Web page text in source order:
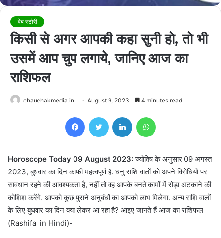
वेब स्टोरी
किसी से अगर आपकी कहा सुनी हो, तो भी
उसमें आप चुप लगाये, जानिए आज का
राशिफल
chauchakmedia.in August 9, 2023 4 minutes read
FacebookTwitter LinkedIn
Horoscope Today 09 August 2023:ज्योतिष के अनुसार 09 अगस्त
2023, बुधवार का दिन काफी महत्वपूर्ण है. धनु राशि वालों को अपने विरोधियों पर
सावधान रहने की आवश्यकता है, नहीं तो वह आपके बनते कामों में रोड़ा अटकाने की
कोशिश करेंगे. आपको कुछ पुराने अनुबंधों का आपको लाभ मिलेगा. अन्य राशि वालों
के लिए बुधवार का दिन क्या लेकर आ रहा है? आइए जानते हैं आज का राशिफल
(Rashifal in Hindi)-